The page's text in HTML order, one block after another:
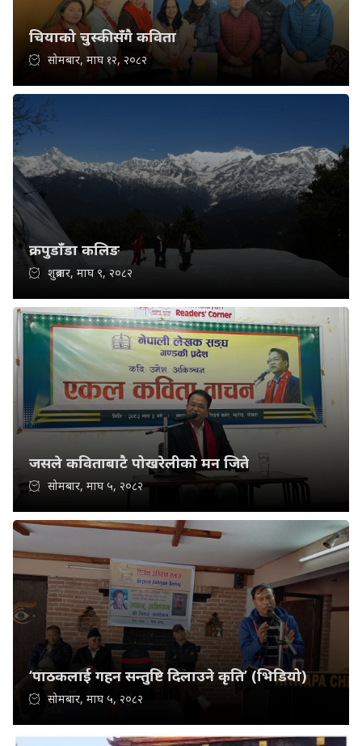
चियाको चुस्कीसँगै कविता
सोमबार, माघ १२, २०८२
क्रपुडाँडा कलिङ
शुक्रबार, माघ ९, २०८२
जसले कविताबाटै पोखरेलीको मन जिते
सोमबार, माघ ५, २०८२
‘पाठकलाई गहन सन्तुष्टि दिलाउने कृति’ (भिडियो)
सोमबार, माघ ५, २०८२